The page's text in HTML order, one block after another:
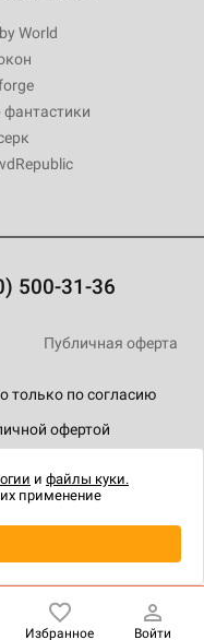
₽
World
500-31-36
только по согласию
офертой
Публичная оферта
Избранное Войти
и файлы куки.
применение